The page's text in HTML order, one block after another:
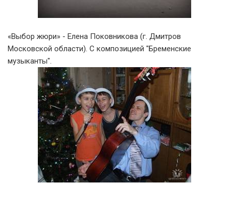
«Выбор жюри» - Елена Поковникова (г. Дмитров
Московской области). С композицией "Бременские
музыканты".